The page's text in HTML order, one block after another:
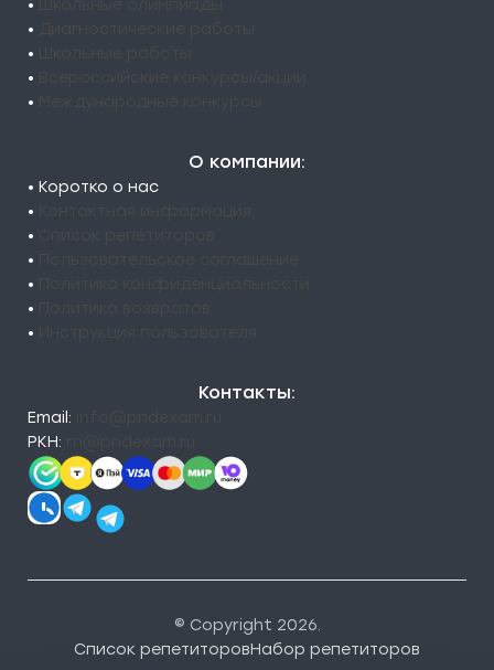
•
•
•
•
•
О компании:
• Коротко о нас
•
•
•
•
•
•
Контакты:
Email:
РКН:
© Copyright 2026.
Список репетиторовНабор репетиторов